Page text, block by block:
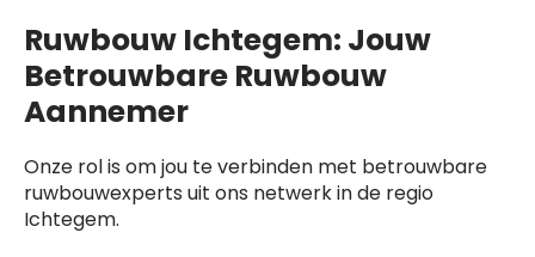
Ruwbouw Ichtegem: Jouw
Betrouwbare Ruwbouw
Aannemer
Onze rol is om jou te verbinden met betrouwbare
ruwbouwexperts uit ons netwerk in de regio
Ichtegem.